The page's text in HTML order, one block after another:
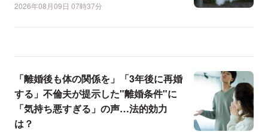
2026年08月09日 07時37分
「離婚後も体の関係を」「3年後に再婚
する」不倫夫が提示した"離婚条件"に
「気持ち悪すぎる」の声…法的効力
は？